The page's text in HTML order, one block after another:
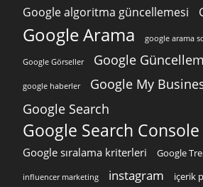
Google algoritma güncellemesi
Google Arama google arama
Google Görseller Google
google haberler Google My
Google Search
Google Search Console
Google sıralama kriterleri Google
influencer marketing instagram içerik